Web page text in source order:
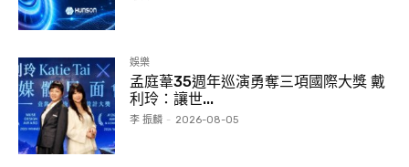
娛樂
孟庭葦35週年巡演勇奪三項國際大獎 戴
利玲：讓世...
李 振麟 - 2026-08-05